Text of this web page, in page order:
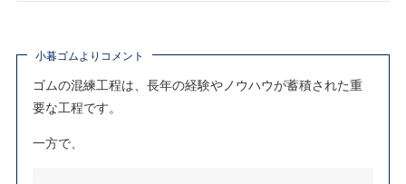
小暮ゴムよりコメント
ゴムの混練工程は、長年の経験やノウハウが蓄積された重
要な工程です。
一方で、